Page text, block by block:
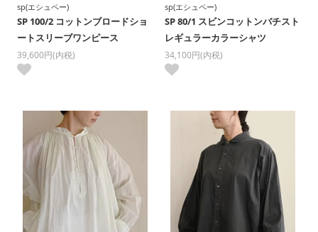
sp(エシュペー)
SP 100/2 コットンブロードショ
ートスリーブワンピース
39,600円(内税)
sp(エシュペー)
SP 80/1 スビンコットンバチスト
レギュラーカラーシャツ
34,100円(内税)